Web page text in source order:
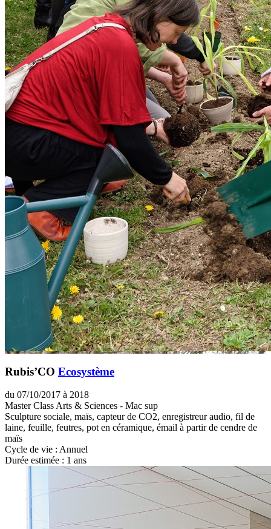
Rubis’CO Ecosystème
du 07/10/2017 à 2018
Master Class Arts & Sciences - Mac sup
Sculpture sociale, maïs, capteur de CO2, enregistreur audio, fil de
laine, feuille, feutres, pot en céramique, émail à partir de cendre de
maïs
Cycle de vie : Annuel
Durée estimée : 1 ans